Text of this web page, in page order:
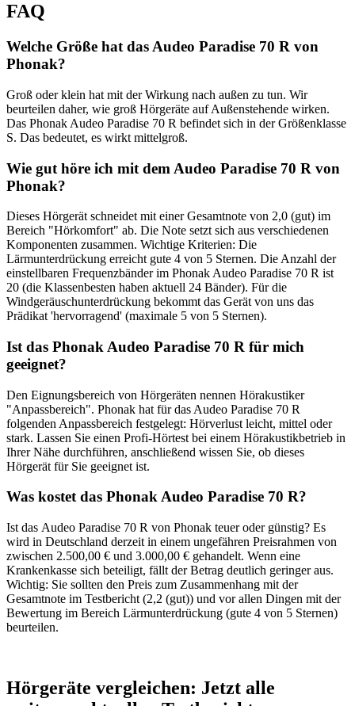
FAQ
Welche Größe hat das Audeo Paradise 70 R von
Phonak?
Groß oder klein hat mit der Wirkung nach außen zu tun. Wir
beurteilen daher, wie groß Hörgeräte auf Außenstehende wirken.
Das Phonak Audeo Paradise 70 R befindet sich in der Größenklasse
S. Das bedeutet, es wirkt mittelgroß.
Wie gut höre ich mit dem Audeo Paradise 70 R von
Phonak?
Dieses Hörgerät schneidet mit einer Gesamtnote von 2,0 (gut) im
Bereich "Hörkomfort" ab. Die Note setzt sich aus verschiedenen
Komponenten zusammen. Wichtige Kriterien: Die
Lärmunterdrückung erreicht gute 4 von 5 Sternen. Die Anzahl der
einstellbaren Frequenzbänder im Phonak Audeo Paradise 70 R ist
20 (die Klassenbesten haben aktuell 24 Bänder). Für die
Windgeräuschunterdrückung bekommt das Gerät von uns das
Prädikat 'hervorragend' (maximale 5 von 5 Sternen).
Ist das Phonak Audeo Paradise 70 R für mich
geeignet?
Den Eignungsbereich von Hörgeräten nennen Hörakustiker
"Anpassbereich". Phonak hat für das Audeo Paradise 70 R
folgenden Anpassbereich festgelegt: Hörverlust leicht, mittel oder
stark. Lassen Sie einen Profi-Hörtest bei einem Hörakustikbetrieb in
Ihrer Nähe durchführen, anschließend wissen Sie, ob dieses
Hörgerät für Sie geeignet ist.
Was kostet das Phonak Audeo Paradise 70 R?
Ist das Audeo Paradise 70 R von Phonak teuer oder günstig? Es
wird in Deutschland derzeit in einem ungefähren Preisrahmen von
zwischen 2.500,00 € und 3.000,00 € gehandelt. Wenn eine
Krankenkasse sich beteiligt, fällt der Betrag deutlich geringer aus.
Wichtig: Sie sollten den Preis zum Zusammenhang mit der
Gesamtnote im Testbericht (2,2 (gut)) und vor allen Dingen mit der
Bewertung im Bereich Lärmunterdrückung (gute 4 von 5 Sternen)
beurteilen.
Hörgeräte vergleichen: Jetzt alle